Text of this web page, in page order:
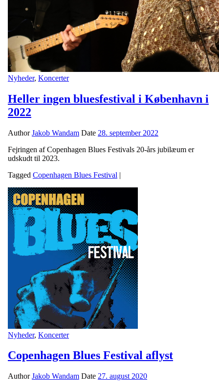
Nyheder, Koncerter
Heller ingen bluesfestival i København i
2022
AuthorJakob Wandam Date 28. september 2022
Fejringen af Copenhagen Blues Festivals 20-års jubilæum er
udskudt til 2023.
Tagged Copenhagen Blues Festival |
Nyheder, Koncerter
Copenhagen Blues Festival aflyst
AuthorJakob Wandam Date 27. august 2020